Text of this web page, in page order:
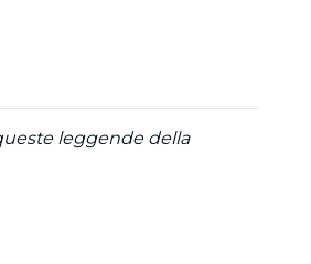
leggende della